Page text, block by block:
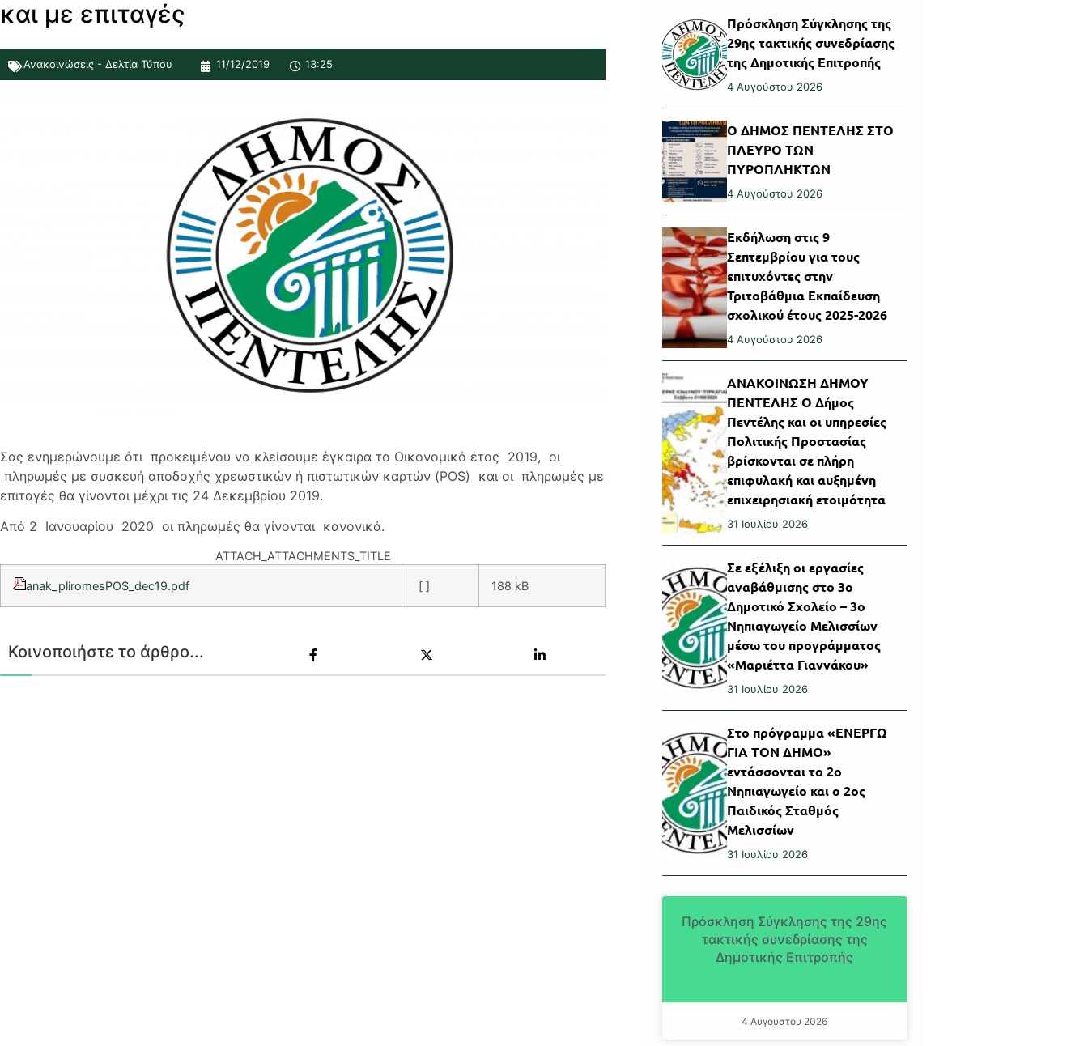
και με επιταγές
Ανακοινώσεις - Δελτία Τύπου 11/12/2019 13:25
Σας ενημερώνουμε ότι προκειμένου να κλείσουμε έγκαιρα το Οικονομικό έτος 2019, οι
πληρωμές με συσκευή αποδοχής χρεωστικών ή πιστωτικών καρτών (POS) και οι πληρωμές με
επιταγές θα γίνονται μέχρι τις 24 Δεκεμβρίου 2019.
Από 2 Ιανουαρίου 2020 οι πληρωμές θα γίνονται κανονικά.
ATTACH_ATTACHMENTS_TITLE
anak_pliromesPOS_dec19.pdf [ ] 188 kB
Κοινοποιήστε το άρθρο...
Πρόσκληση Σύγκλησης της
29ης τακτικής συνεδρίασης
της Δημοτικής Επιτροπής
4 Αυγούστου 2026
Ο ΔΗΜΟΣ ΠΕΝΤΕΛΗΣ ΣΤΟ
ΠΛΕΥΡΟ ΤΩΝ
ΠΥΡΟΠΛΗΚΤΩΝ
4 Αυγούστου 2026
Εκδήλωση στις 9
Σεπτεμβρίου για τους
επιτυχόντες στην
Τριτοβάθμια Εκπαίδευση
σχολικού έτους 2025-2026
4 Αυγούστου 2026
ΑΝΑΚΟΙΝΩΣΗ ΔΗΜΟΥ
ΠΕΝΤΕΛΗΣ Ο Δήμος
Πεντέλης και οι υπηρεσίες
Πολιτικής Προστασίας
βρίσκονται σε πλήρη
επιφυλακή και αυξημένη
επιχειρησιακή ετοιμότητα
31 Ιουλίου 2026
Σε εξέλιξη οι εργασίες
αναβάθμισης στο 3ο
Δημοτικό Σχολείο – 3ο
Νηπιαγωγείο Μελισσίων
μέσω του προγράμματος
«Μαριέττα Γιαννάκου»
31 Ιουλίου 2026
Στο πρόγραμμα «ΕΝΕΡΓΩ
ΓΙΑ ΤΟΝ ΔΗΜΟ»
εντάσσονται το 2ο
Νηπιαγωγείο και ο 2ος
Παιδικός Σταθμός
Μελισσίων
31 Ιουλίου 2026
Πρόσκληση Σύγκλησης της 29ης
τακτικής συνεδρίασης της
Δημοτικής Επιτροπής
4 Αυγούστου 2026